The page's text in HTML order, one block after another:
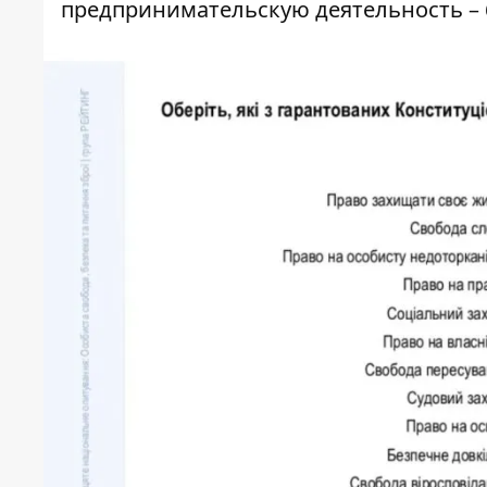
предпринимательскую деятельность –